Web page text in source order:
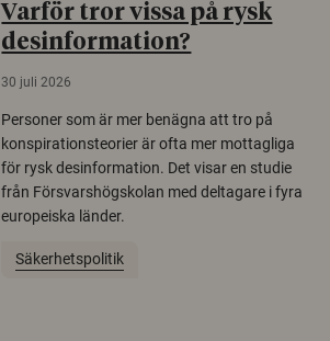
Varför tror vissa på rysk
desinformation?
30 juli 2026
Personer som är mer benägna att tro på
konspirationsteorier är ofta mer mottagliga
för rysk desinformation. Det visar en studie
från Försvarshögskolan med deltagare i fyra
europeiska länder.
Säkerhetspolitik